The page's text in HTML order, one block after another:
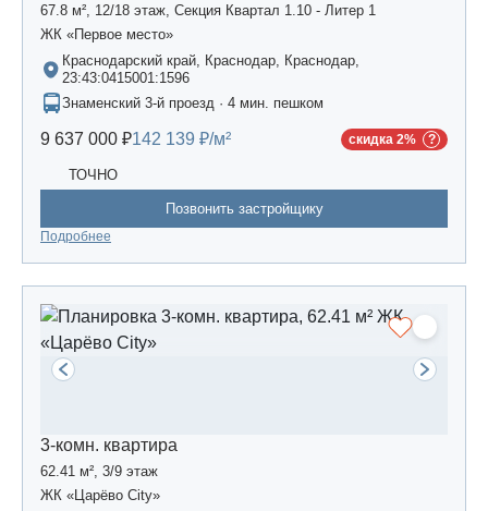
67.8 м², 12/18 этаж, Секция Квартал 1.10 - Литер 1
ЖК «Первое место»
Краснодарский край, Краснодар, Краснодар,
23:43:0415001:1596
Знаменский 3-й проезд · 4 мин. пешком
9 637 000 ₽142 139 ₽/м² скидка 2%
ТОЧНО
Позвонить застройщику
Подробнее
3-комн. квартира
62.41 м², 3/9 этаж
ЖК «Царёво City»